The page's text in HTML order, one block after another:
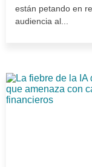
están petando en
audiencia al...